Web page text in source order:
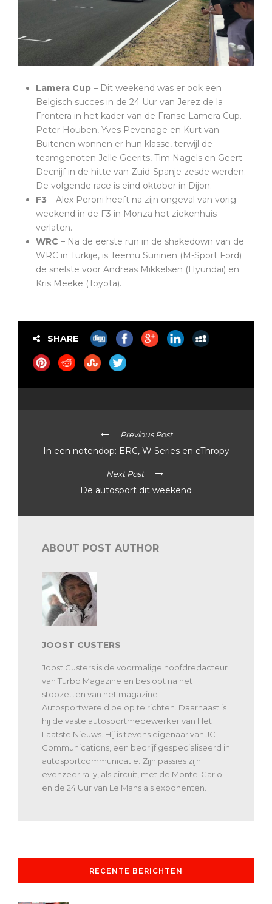
Lamera Cup – Dit weekend was er ook een
Belgisch succes in de 24 Uur van Jerez de la
Frontera in het kader van de Franse Lamera Cup.
Peter Houben, Yves Pevenage en Kurt van
Buitenen wonnen er hun klasse, terwijl de
teamgenoten Jelle Geerits, Tim Nagels en Geert
Decnijf in de hitte van Zuid-Spanje zesde werden.
De volgende race is eind oktober in Dijon.
F3 – Alex Peroni heeft na zijn ongeval van vorig
weekend in de F3 in Monza het ziekenhuis
verlaten.
WRC – Na de eerste run in de shakedown van de
WRC in Turkije, is Teemu Suninen (M-Sport Ford)
de snelste voor Andreas Mikkelsen (Hyundai) en
Kris Meeke (Toyota).
SHARE
Previous Post
In een notendop: ERC, W Series en eThropy
Next Post
De autosport dit weekend
ABOUT POST AUTHOR
JOOST CUSTERS
Joost Custers is de voormalige hoofdredacteur
van Turbo Magazine en besloot na het
stopzetten van het magazine
Autosportwereld.be op te richten. Daarnaast is
hij de vaste autosportmedewerker van Het
Laatste Nieuws. Hij is tevens eigenaar van JC-
Communications, een bedrijf gespecialiseerd in
autosportcommunicatie. Zijn passies zijn
evenzeer rally, als circuit, met de Monte-Carlo
en de 24 Uur van Le Mans als exponenten.
RECENTE BERICHTEN